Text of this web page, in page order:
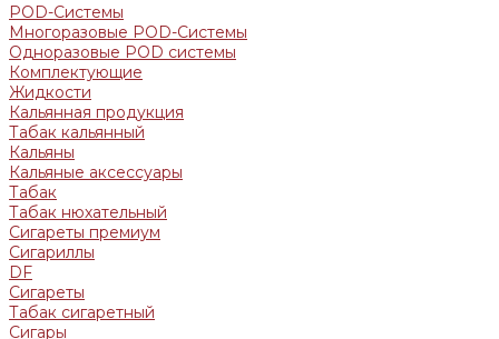
POD-Системы
Многоразовые POD-Системы
Одноразовые POD системы
Комплектующие
Жидкости
Кальянная продукция
Табак кальянный
Кальяны
Кальяные аксессуары
Табак
Табак нюхательный
Сигареты премиум
Сигариллы
DF
Сигареты
Табак сигаретный
Сигары